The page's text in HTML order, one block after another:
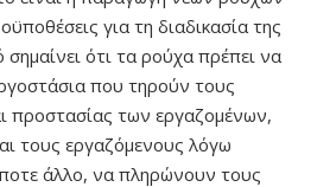
για τη διαδικασία της
ότι τα ρούχα πρέπει να
που τηρούν τους
προστασίας των εργαζομένων,
τους εργαζόμενους λόγω
άλλο, να πληρώνουν τους